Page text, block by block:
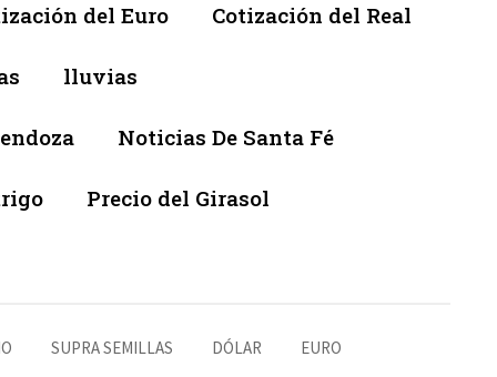
del Euro Cotización del Real
lluvias
Noticias De Santa Fé
Precio del Girasol
SUPRA SEMILLAS DÓLAR EURO